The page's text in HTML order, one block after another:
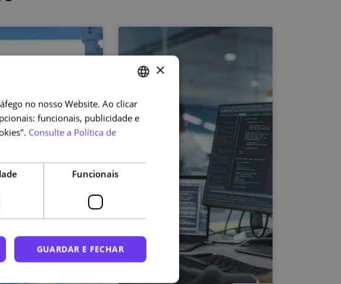
PORTUGUESE
ENGLISH
×
no nosso Website. Ao clicar
funcionais, publicidade e
Consulte a Política de
Funcionais
GUARDAR E FECHAR